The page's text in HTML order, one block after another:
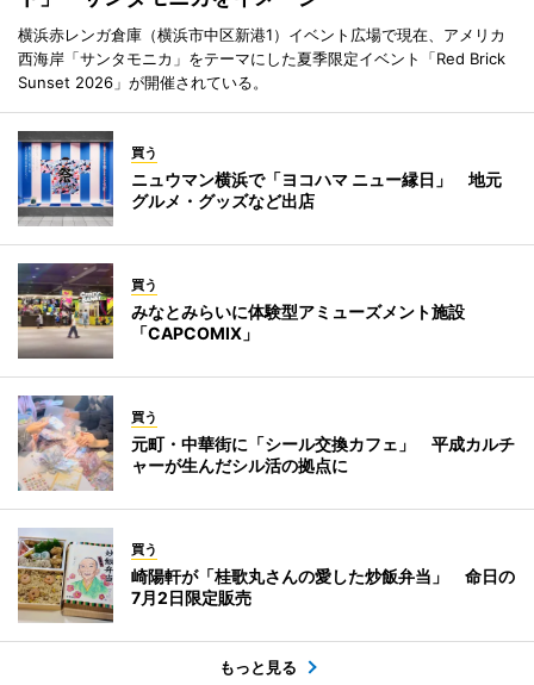
横浜赤レンガ倉庫（横浜市中区新港1）イベント広場で現在、アメリカ
西海岸「サンタモニカ」をテーマにした夏季限定イベント「Red Brick
Sunset 2026」が開催されている。
買う
ニュウマン横浜で「ヨコハマ ニュー縁日」 地元
グルメ・グッズなど出店
買う
みなとみらいに体験型アミューズメント施設
「CAPCOMIX」
買う
元町・中華街に「シール交換カフェ」 平成カルチ
ャーが生んだシル活の拠点に
買う
崎陽軒が「桂歌丸さんの愛した炒飯弁当」 命日の
7月2日限定販売
もっと見る